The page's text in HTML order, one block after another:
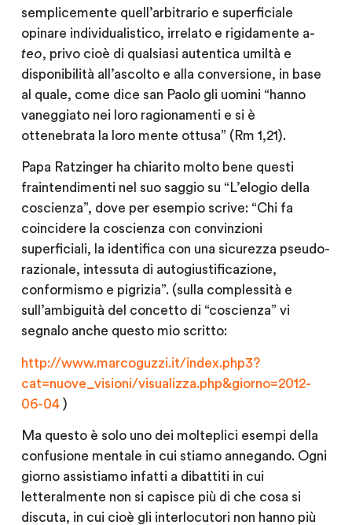
semplicemente quell’arbitrario e superficiale
opinare individualistico, irrelato e rigidamente a-
teo, privo cioè di qualsiasi autentica umiltà e
disponibilità all’ascolto e alla conversione, in base
al quale, come dice san Paolo gli uomini “hanno
vaneggiato nei loro ragionamenti e si è
ottenebrata la loro mente ottusa” (Rm 1,21).
Papa Ratzinger ha chiarito molto bene questi
fraintendimenti nel suo saggio su “L’elogio della
coscienza”, dove per esempio scrive: “Chi fa
coincidere la coscienza con convinzioni
superficiali, la identifica con una sicurezza pseudo-
razionale, intessuta di autogiustificazione,
conformismo e pigrizia”. (sulla complessità e
sull’ambiguità del concetto di “coscienza” vi
segnalo anche questo mio scritto:
http://www.marcoguzzi.it/index.php3?
cat=nuove_visioni/visualizza.php&giorno=2012-
06-04)
Ma questo è solo uno dei molteplici esempi della
confusione mentale in cui stiamo annegando. Ogni
giorno assistiamo infatti a dibattiti in cui
letteralmente non si capisce più di che cosa si
discuta, in cui cioè gli interlocutori non hanno più